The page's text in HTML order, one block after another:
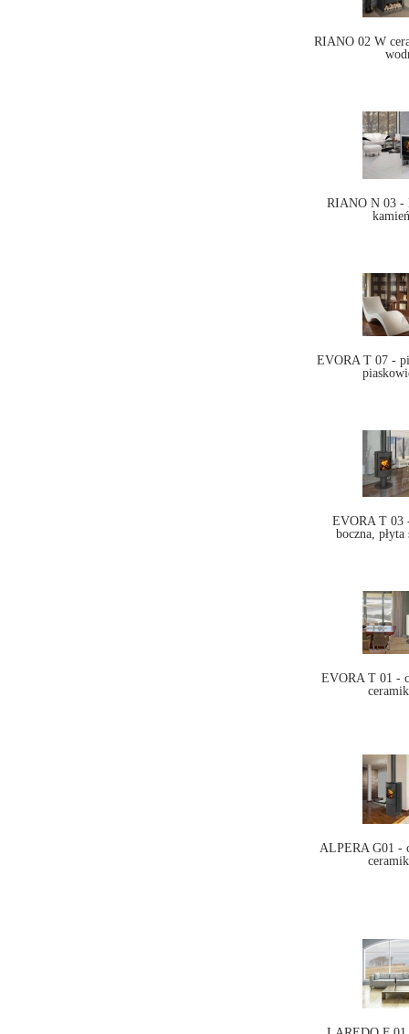
RIANO 02 W
RIANO N 03 -
EVORA T 07 -
EVORA T 03
boczna,
EVORA T 01 -
ALPERA G01 -